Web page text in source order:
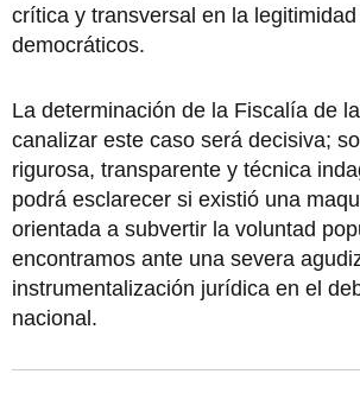
crítica y transversal en la
democráticos.
La determinación de la Fiscalía de
canalizar este caso será decisiva;
rigurosa, transparente y técnica
podrá esclarecer si existió una
orientada a subvertir la voluntad
encontramos ante una severa
instrumentalización jurídica en el
nacional.